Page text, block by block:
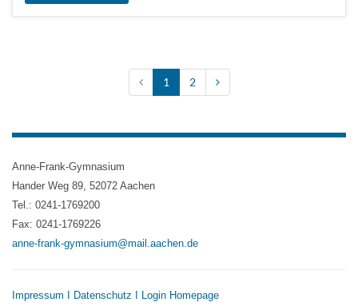
1 2
Anne-Frank-Gymnasium
Hander Weg 89, 52072 Aachen
Tel.: 0241-1769200
Fax: 0241-1769226
anne-frank-gymnasium@mail.aachen.de
Impressum Datenschutz Login Homepage